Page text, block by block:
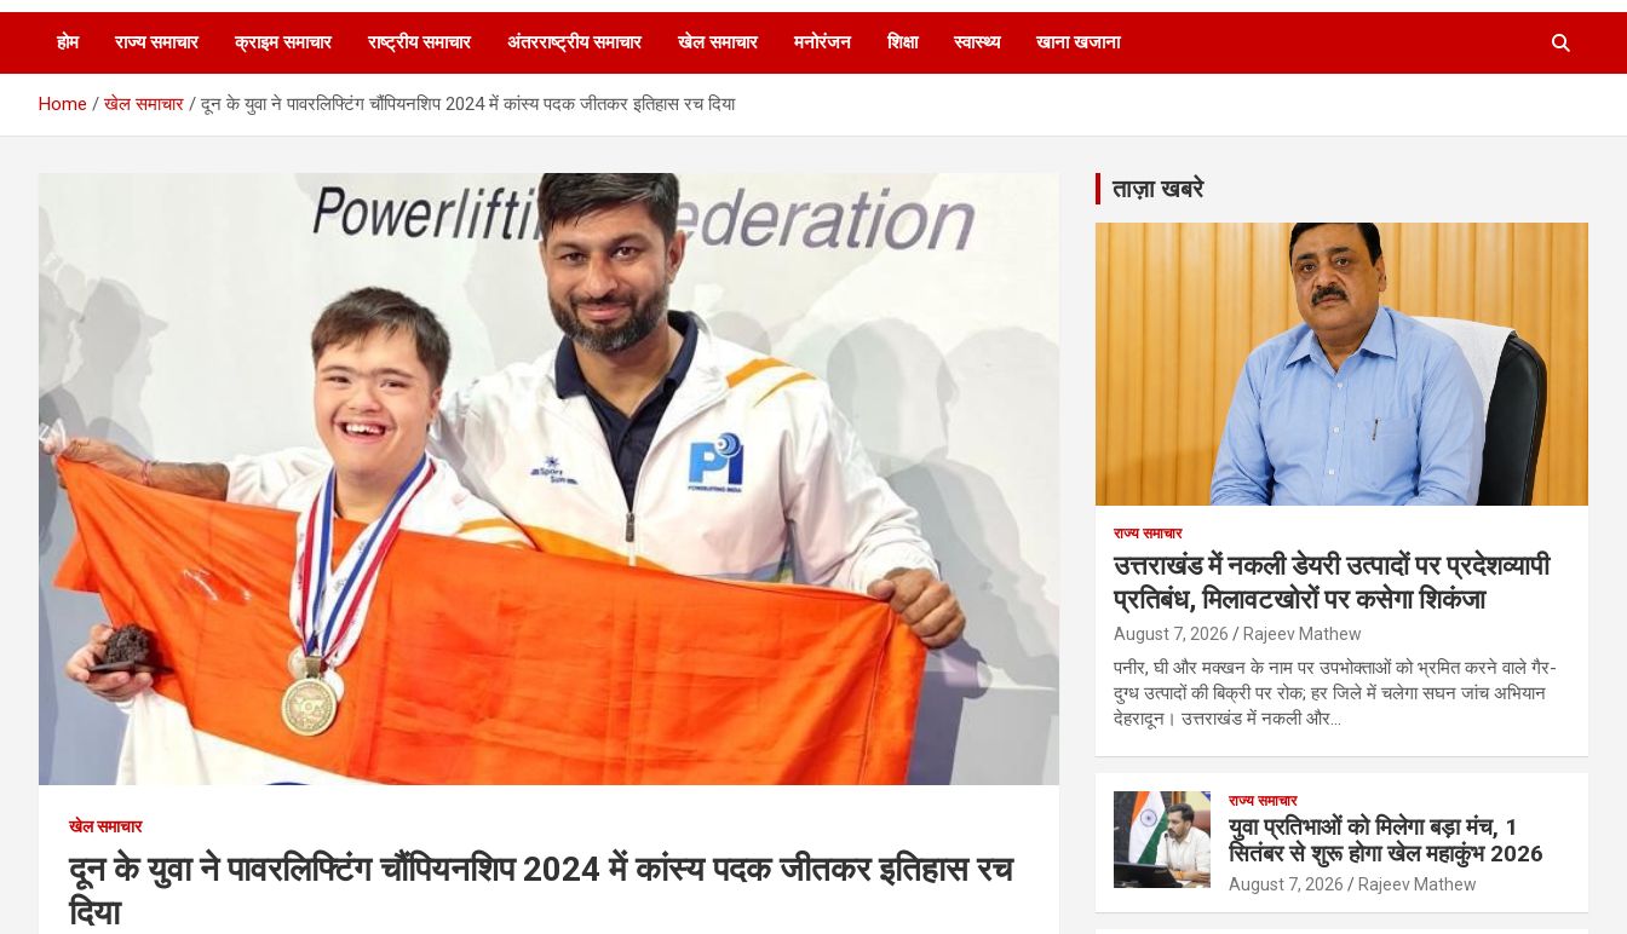
होम राज्य समाचार क्राइम समाचार राष्ट्रीय समाचार अंतरराष्ट्रीय समाचार खेल समाचार मनोरंजन शिक्षा स्वास्थ्य खाना खजाना
Home खेल समाचार दून के युवा ने पावरलिफ्टिंग चौंपियनशिप 2024 में कांस्य पदक जीतकर इतिहास रच दिया
खेल समाचार
दून के युवा ने पावरलिफ्टिंग चौंपियनशिप 2024 में कांस्य पदक जीतकर इतिहास रच
दिया
ताज़ा खबरे
राज्य समाचार
उत्तराखंड में नकली डेयरी उत्पादों पर प्रदेशव्यापी
प्रतिबंध, मिलावटखोरों पर कसेगा शिकंजा
August 7, 2026 Rajeev Mathew
पनीर, घी और मक्खन के नाम पर उपभोक्ताओं को भ्रमित करने वाले गैर-
दुग्ध उत्पादों की बिक्री पर रोक; हर जिले में चलेगा सघन जांच अभियान
देहरादून। उत्तराखंड में नकली और…
राज्य समाचार
युवा प्रतिभाओं को मिलेगा बड़ा मंच, 1
सितंबर से शुरू होगा खेल महाकुंभ 2026
August 7, 2026 Rajeev Mathew